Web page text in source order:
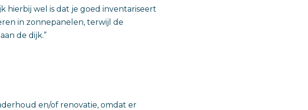
hierbij wel is dat je goed inventariseert
in zonnepanelen, terwijl de
de dijk.”
en/of renovatie, omdat er